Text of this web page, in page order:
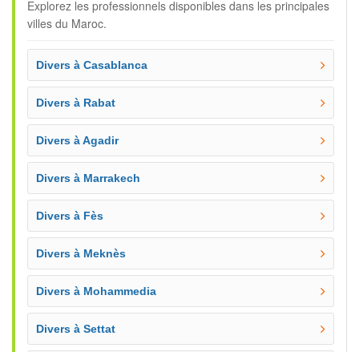
Explorez les professionnels disponibles dans les principales
villes du Maroc.
Divers à Casablanca
Divers à Rabat
Divers à Agadir
Divers à Marrakech
Divers à Fès
Divers à Meknès
Divers à Mohammedia
Divers à Settat